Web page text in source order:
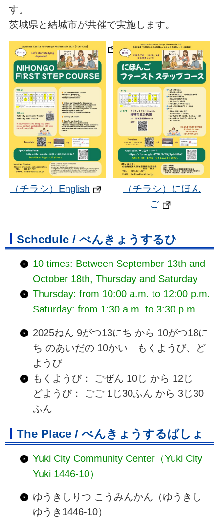
す。
茨城県と結城市が共催で実施します。
（チラシ）English
（チラシ）にほん
ご
Schedule / べんきょうするひ
10 times: Between September 13th and
October 18th, Thursday and Saturday
Thursday: from 10:00 a.m. to 12:00 p.m.
Saturday: from 1:30 a.m. to 3:30 p.m.
2025ねん 9がつ13にち から 10がつ18に
ち のあいだの 10かい もくようび、ど
ようび
もくようび： ごぜん 10じ から 12じ
どようび： ごご 1じ30ふん から 3じ30
ふん
The Place / べんきょうするばしょ
Yuki City Community Center（Yuki City
Yuki 1446-10）
ゆうきしりつ こうみんかん（ゆうきし
ゆうき1446-10）